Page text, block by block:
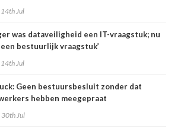
14th Jul
was dataveiligheid een IT-vraagstuk; nu
bestuurlijk vraagstuk’
14th Jul
Geen bestuursbesluit zonder dat
hebben meegepraat
30th Jul